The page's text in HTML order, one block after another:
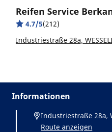
Reifen Service
4.7/5(212)
Industriestraße 28a,
Informationen
Industriestraße 28a,
Route anzeigen